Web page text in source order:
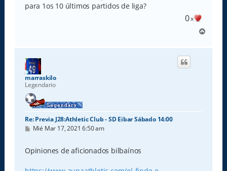
para 1os 10 últimos partidos de liga?
0x
r
marraskilo
Legendario
Re: Previa J28:Athletic Club - SD Eibar Sábado 14:00
M
s
a
Mié Mar 17, 2021 6:50 am
Opiniones de aficionados bilbaínos